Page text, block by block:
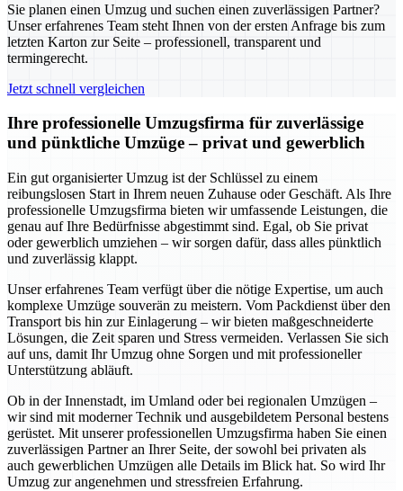
Sie planen einen Umzug und suchen einen zuverlässigen Partner?
Unser erfahrenes Team steht Ihnen von der ersten Anfrage bis zum
letzten Karton zur Seite – professionell, transparent und
termingerecht.
Jetzt schnell vergleichen
Ihre professionelle Umzugsfirma für zuverlässige
und pünktliche Umzüge – privat und gewerblich
Ein gut organisierter Umzug ist der Schlüssel zu einem
reibungslosen Start in Ihrem neuen Zuhause oder Geschäft. Als Ihre
professionelle Umzugsfirma bieten wir umfassende Leistungen, die
genau auf Ihre Bedürfnisse abgestimmt sind. Egal, ob Sie privat
oder gewerblich umziehen – wir sorgen dafür, dass alles pünktlich
und zuverlässig klappt.
Unser erfahrenes Team verfügt über die nötige Expertise, um auch
komplexe Umzüge souverän zu meistern. Vom Packdienst über den
Transport bis hin zur Einlagerung – wir bieten maßgeschneiderte
Lösungen, die Zeit sparen und Stress vermeiden. Verlassen Sie sich
auf uns, damit Ihr Umzug ohne Sorgen und mit professioneller
Unterstützung abläuft.
Ob in der Innenstadt, im Umland oder bei regionalen Umzügen –
wir sind mit moderner Technik und ausgebildetem Personal bestens
gerüstet. Mit unserer professionellen Umzugsfirma haben Sie einen
zuverlässigen Partner an Ihrer Seite, der sowohl bei privaten als
auch gewerblichen Umzügen alle Details im Blick hat. So wird Ihr
Umzug zur angenehmen und stressfreien Erfahrung.